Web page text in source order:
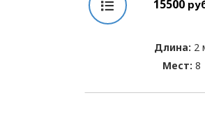
15500
Длина: 2
Мест: 8